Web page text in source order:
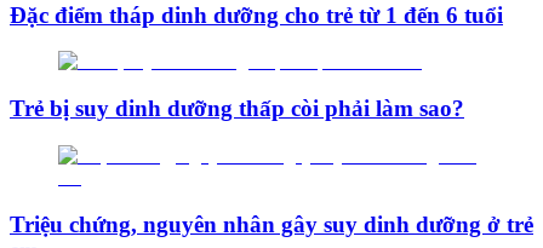
Đặc điểm tháp dinh dưỡng cho trẻ từ 1 đến 6 tuổi
Trẻ bị suy dinh dưỡng thấp còi phải làm sao?
Triệu chứng, nguyên nhân gây suy dinh dưỡng ở trẻ